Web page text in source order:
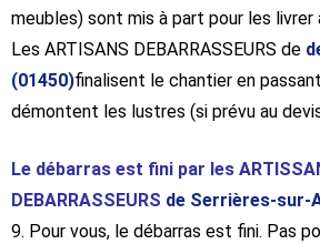
meubles) sont mis à part pour les livrer
Les ARTISANS DEBARRASSEURS de
(01450)finalisent le chantier en
démontent les lustres (si prévu au
Le débarras est fini par les
DEBARRASSEURS de Serrières-sur-
9. Pour vous, le débarras est fini. Pas